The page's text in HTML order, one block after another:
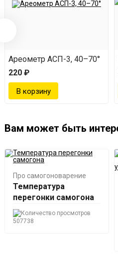
Ареометр АСП-3, 40–70°
220 ₽
Вам может быть
Про самогоноварение
Температура
перегонки самогона
507738